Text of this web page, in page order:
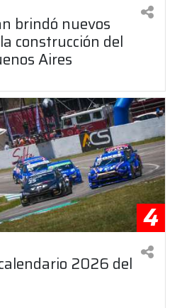
brindó nuevos
construcción del
Aires
4
2026 del